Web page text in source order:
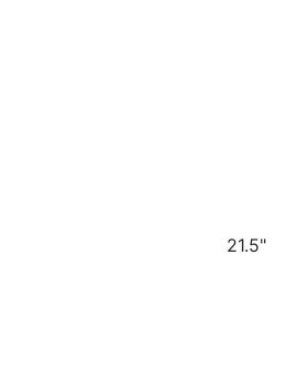
21.5"